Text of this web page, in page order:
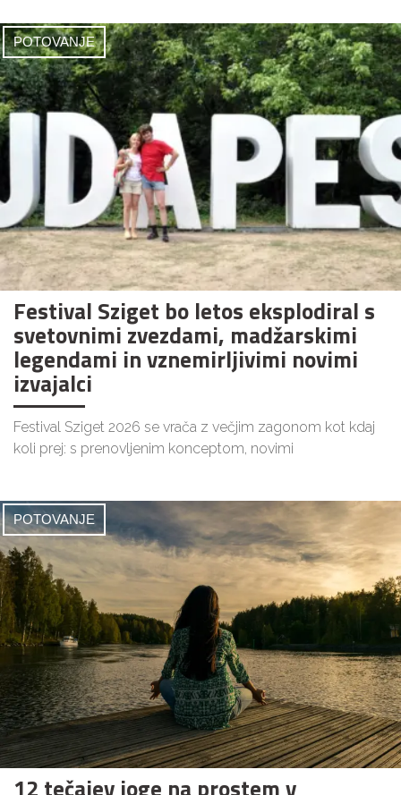
POTOVANJE
Festival Sziget bo letos eksplodiral s
svetovnimi zvezdami, madžarskimi
legendami in vznemirljivimi novimi
izvajalci
Festival Sziget 2026 se vrača z večjim zagonom kot kdaj
koli prej: s prenovljenim konceptom, novimi
POTOVANJE